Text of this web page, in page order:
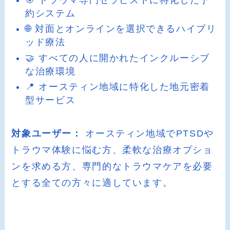
約システム
🌐 対面とオンラインを選択できるハイブリ
ッド療法
🤝 すべての人に開かれたインクルーシブ
な治療環境
📍 オースティン地域に特化した地元密着
型サービス
対象ユーザー：
オースティン地域でPTSDや
トラウマ体験に悩む方、柔軟な治療オプショ
ンを求める方、専門的なトラウマケアを必要
とする全ての方々に適しています。